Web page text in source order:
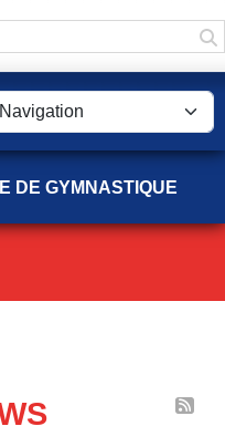
DE GYMNASTIQUE